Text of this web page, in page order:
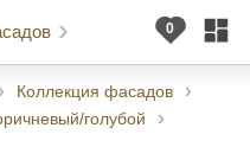
Коллекция фасадов
голубой